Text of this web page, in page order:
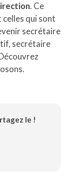
. Ce
qui sont
secrétaire
secrétaire
le !